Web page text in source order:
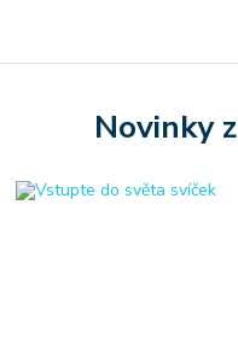
Novinky